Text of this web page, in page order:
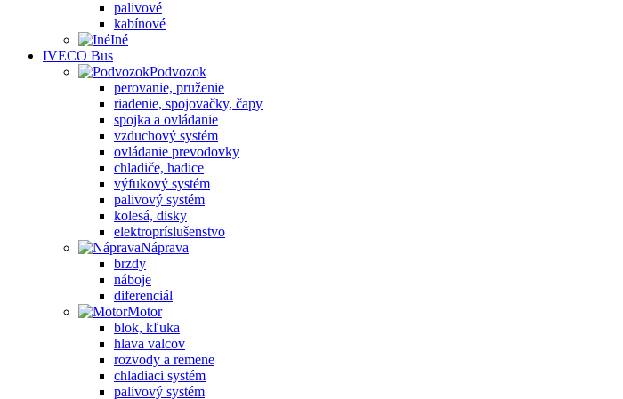
palivové
kabínové
Iné
IVECO Bus
Podvozok
perovanie, pruženie
riadenie, spojovačky, čapy
spojka a ovládanie
vzduchový systém
ovládanie prevodovky
chladiče, hadice
výfukový systém
palivový systém
kolesá, disky
elektropríslušenstvo
Náprava
brzdy
náboje
diferenciál
Motor
blok, kľuka
hlava valcov
rozvody a remene
chladiaci systém
palivový systém